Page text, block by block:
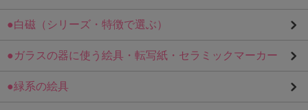
●白磁（シリーズ・特徴で選ぶ）
●ガラスの器に使う絵具・転写紙・セラミックマーカー
●緑系の絵具